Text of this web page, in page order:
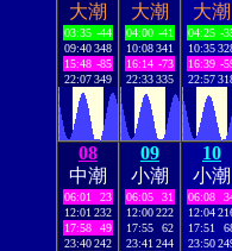
大潮
03:35 -44
09:40348
15:48 -85
22:07349
大潮
04:00 -41
10:08341
16:14 -73
22:33335
大潮
04:25 -
10:35
16:39 -
22:57
08
中潮
06:01
23
12:01 232
17:58
49
23:40242
09
小潮
06:05
31
12:00222
17:55
62
23:41 244
10
小潮
06:08
12:04
17:51
23:50